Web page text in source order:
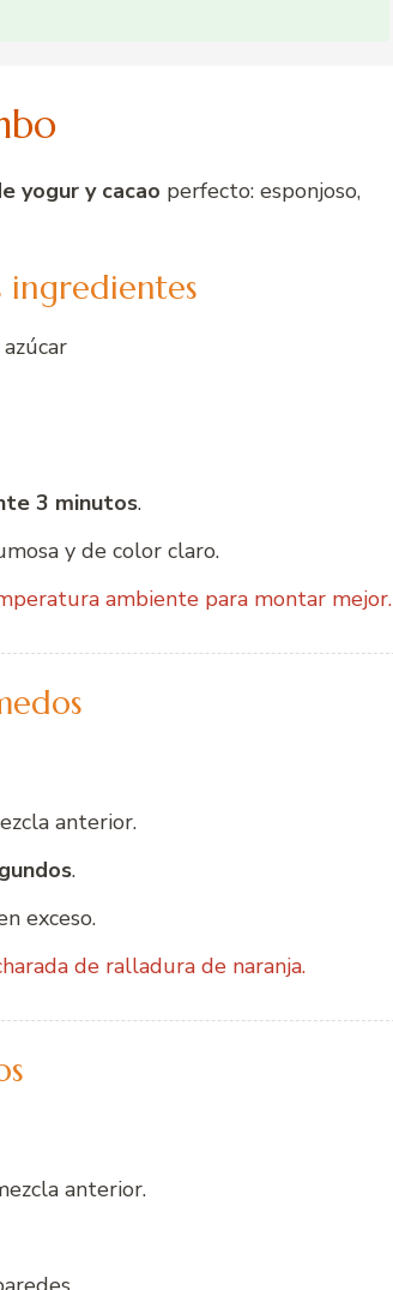
yogur y cacao perfecto: esponjoso,
ingredientes
3 minutos.
y de color claro.
ambiente para montar mejor.
anterior.
.
exceso.
de ralladura de naranja.
anterior.